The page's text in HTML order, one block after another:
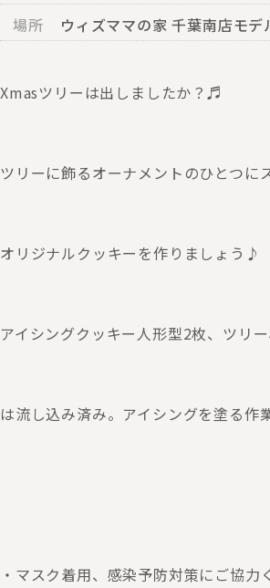
場所
ウィズママの家 千葉南店モデ
Xmasツリーは出しましたか？♬
ツリーに飾るオーナメントのひとつ
オリジナルクッキーを作りましょう♪
アイシングクッキー人形型2枚、ツリ
は流し込み済み。アイシングを塗る
・マスク着用、感染予防対策にご協力